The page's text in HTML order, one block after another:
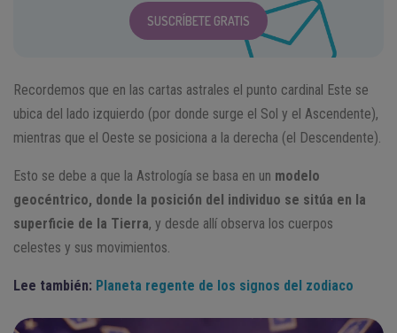
SUSCRÍBETE GRATIS
Recordemos que en las cartas astrales el punto cardinal Este se
ubica del lado izquierdo (por donde surge el Sol y el Ascendente),
mientras que el Oeste se posiciona a la derecha (el Descendente).
Esto se debe a que la Astrología se basa en un modelo
geocéntrico, donde la posición del individuo se sitúa en la
superficie de la Tierra, y desde allí observa los cuerpos
celestes y sus movimientos.
Lee también: Planeta regente de los signos del zodiaco